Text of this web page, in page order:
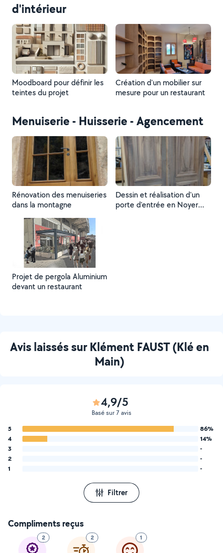
d'intérieur
Moodboard pour définir les
teintes du projet
Création d'un mobilier sur
mesure pour un restaurant
Menuiserie - Huisserie - Agencement
Rénovation des menuiseries
dans la montagne
Dessin et réalisation d'un
porte d'entrée en Noyer
Projet de pergola Aluminium
devant un restaurant
Avis laissés sur Klément FAUST (Klé en
Main)
4,9/5
Basé sur 7 avis
5
86%
4
14%
3
-
2
-
1
-
Filtrer
Compliments reçus
2 2 1